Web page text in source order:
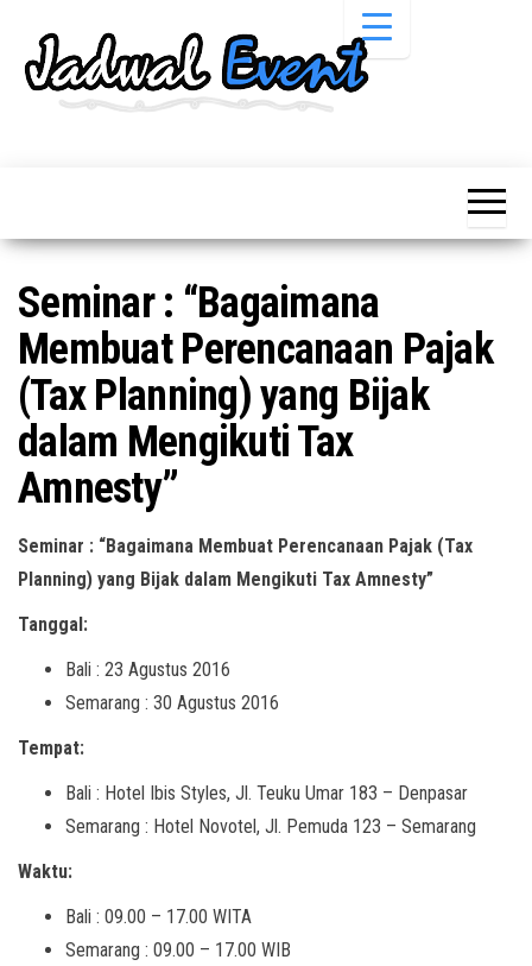
Pameran,
Acara &
Promo
Terbaru
Pameran,
Bazaar,
Workshop,
Job Fair,
Lomba dll.
Seminar : “Bagaimana
Membuat Perencanaan Pajak
(Tax Planning) yang Bijak
dalam Mengikuti Tax
Amnesty”
Seminar : “Bagaimana Membuat Perencanaan Pajak (Tax
Planning) yang Bijak dalam Mengikuti Tax Amnesty”
Tanggal:
Bali : 23 Agustus 2016
Semarang : 30 Agustus 2016
Tempat:
Bali : Hotel Ibis Styles, Jl. Teuku Umar 183 – Denpasar
Semarang : Hotel Novotel, Jl. Pemuda 123 – Semarang
Waktu:
Bali : 09.00 – 17.00 WITA
Semarang : 09.00 – 17.00 WIB